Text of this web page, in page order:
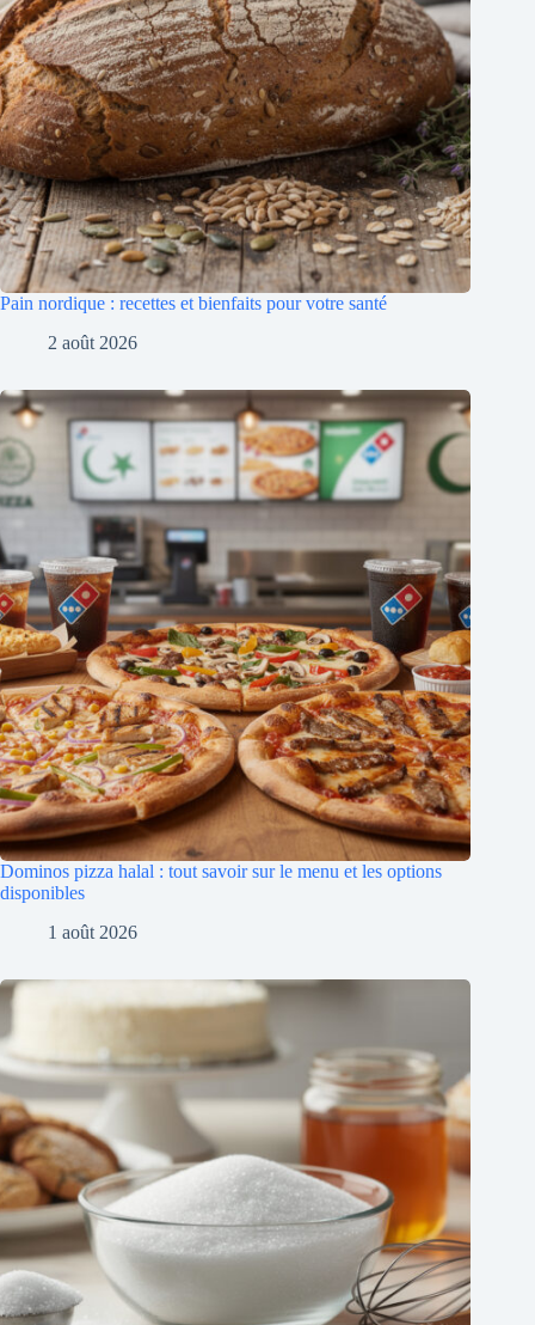
Pain nordique : recettes et bienfaits pour votre santé
2 août 2026
Dominos pizza halal : tout savoir sur le menu et les options
disponibles
1 août 2026